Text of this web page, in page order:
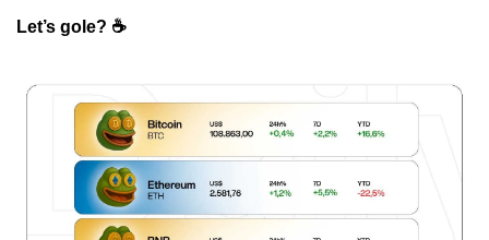
Let’s gole? ☕️